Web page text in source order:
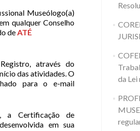
Museólogo(a)
qualquer Conselho
deATÉ
através do
das atividades. O
para o e-mail
, a Certificação de
em sua
da Lei